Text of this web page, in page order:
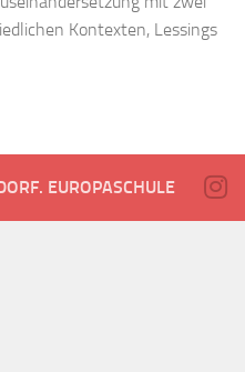
Kontexten, Lessings
EUROPASCHULE